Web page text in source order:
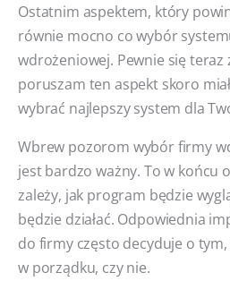
Ostatnim aspektem, który
równie mocno co wybór
wdrożeniowej. Pewnie się teraz
poruszam ten aspekt skoro
wybrać najlepszy system dla
Wbrew pozorom wybór firmy
jest bardzo ważny. To w końcu
zależy, jak program będzie
będzie działać. Odpowiednia
do firmy często decyduje o
w porządku, czy nie.